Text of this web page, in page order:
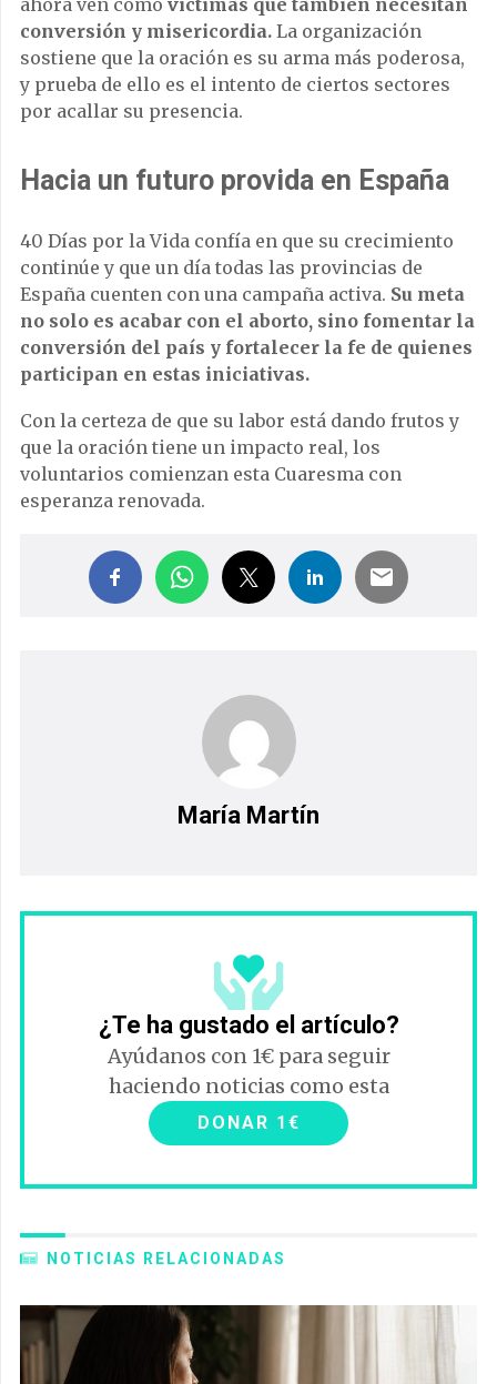
conversión y misericordia. La organización
sostiene que la oración es su arma más poderosa,
y prueba de ello es el intento de ciertos sectores
por acallar su presencia.
Hacia un futuro provida en España
40 Días por la Vida confía en que su crecimiento
continúe y que un día todas las provincias de
España cuenten con una campaña activa. Su meta
no solo es acabar con el aborto, sino fomentar la
conversión del país y fortalecer la fe de quienes
participan en estas iniciativas.
Con la certeza de que su labor está dando frutos y
que la oración tiene un impacto real, los
voluntarios comienzan esta Cuaresma con
esperanza renovada.
María Martín
¿Te ha gustado el artículo?
Ayúdanos con 1€ para seguir
haciendo noticias como esta
DONAR 1€
NOTICIAS RELACIONADAS